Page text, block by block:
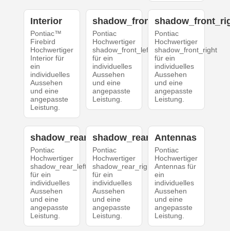
Interior
Pontiac™
Firebird
Hochwertiger
Interior für
ein
individuelles
Aussehen
und eine
angepasste
Leistung.
shadow_front_left
Pontiac
Hochwertiger
shadow_front_left
für ein
individuelles
Aussehen
und eine
angepasste
Leistung.
Pontiac
Hochwertiger
shadow_front_right
für ein
individuelles
Aussehen
und eine
angepasste
Leistung.
shadow_rear_left
Pontiac
Hochwertiger
shadow_rear_left
für ein
individuelles
Aussehen
und eine
angepasste
Leistung.
shadow_rear_right
Pontiac
Hochwertiger
shadow_rear_right
für ein
individuelles
Aussehen
und eine
angepasste
Leistung.
Antennas
Pontiac
Hochwertiger
Antennas für
ein
individuelles
Aussehen
und eine
angepasste
Leistung.